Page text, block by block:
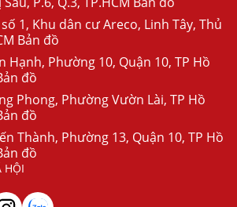
1, Khu dân cư Areco, Linh Tây, Thủ
Bản đồ
Hạnh, Phường 10, Quận 10, TP Hồ
đồ
Phong, Phường Vườn Lài, TP Hồ
đồ
Thành, Phường 13, Quận 10, TP Hồ
đồ
HỘI